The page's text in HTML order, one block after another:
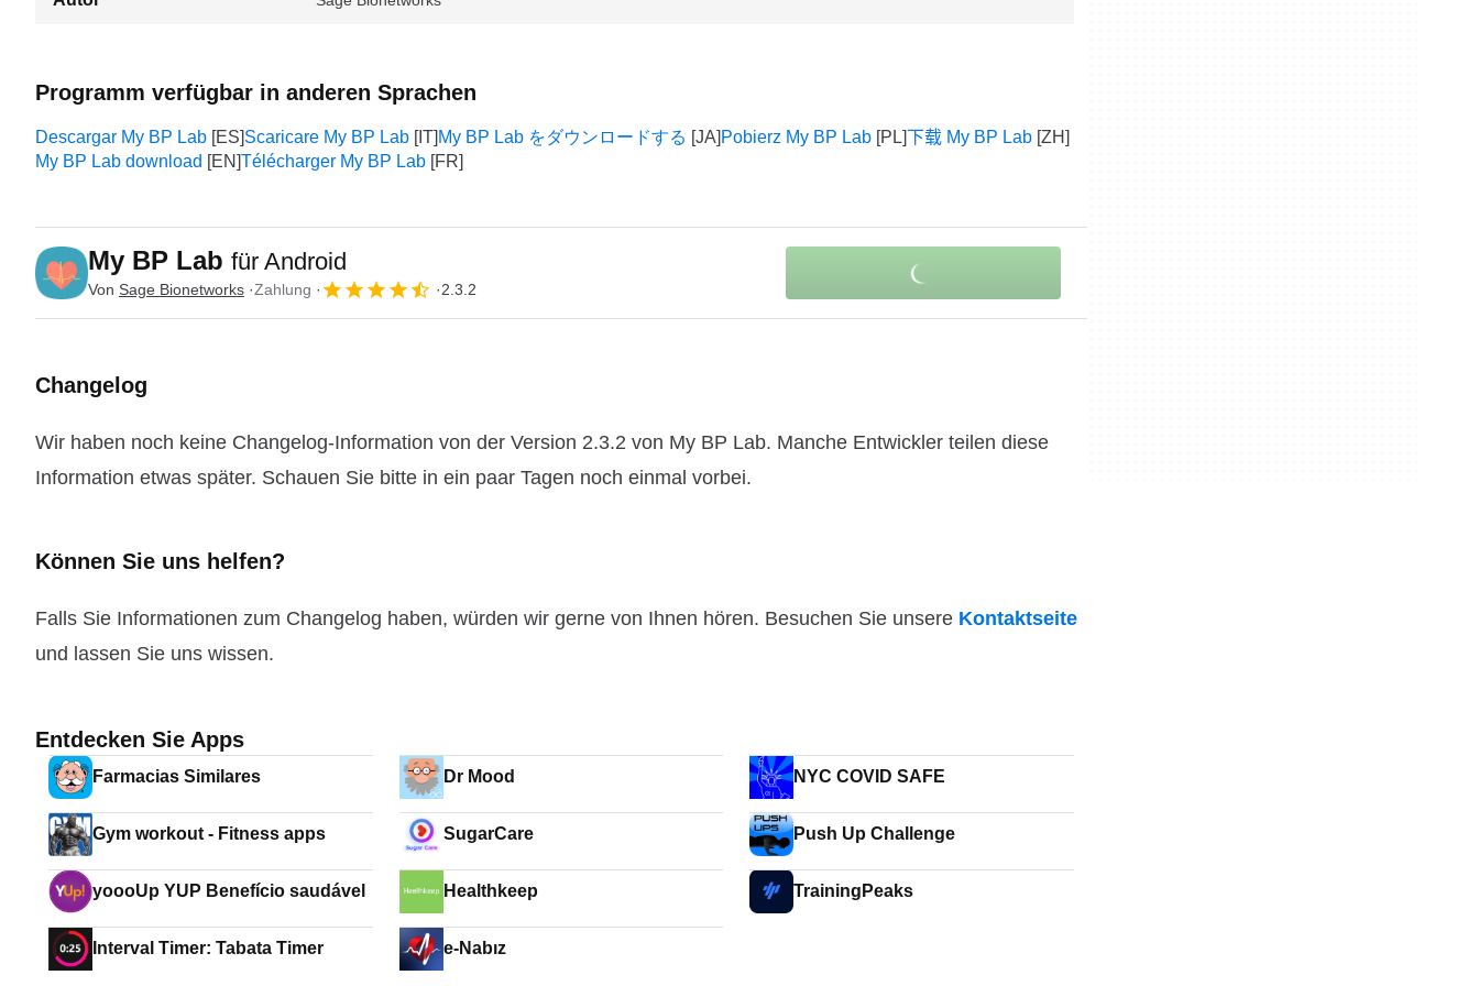
Programm verfügbar in anderen Sprachen
Descargar My BP Lab Scaricare My BP Lab My BP Lab をダウンロードする Pobierz My BP Lab
下载 My BP Lab
My BP Lab download
Télécharger My BP Lab
My BP Lab für Android
Von Sage Bionetworks Zahlung 2.3.2
Changelog
Wir haben noch keine Changelog-Information von der Version 2.3.2 von My BP Lab. Manche Entwickler teilen diese
Information etwas später. Schauen Sie bitte in ein paar Tagen noch einmal vorbei.
Können Sie uns helfen?
Falls Sie Informationen zum Changelog haben, würden wir gerne von Ihnen hören. Besuchen Sie unsere Kontaktseite
und lassen Sie uns wissen.
Entdecken Sie Apps
Farmacias Similares Dr Mood NYC COVID SAFE
Gym workout - Fitness apps SugarCare Push Up Challenge
yoooUp YUP Benefício saudável Healthkeep TrainingPeaks
Interval Timer: Tabata Timer e-Nabız